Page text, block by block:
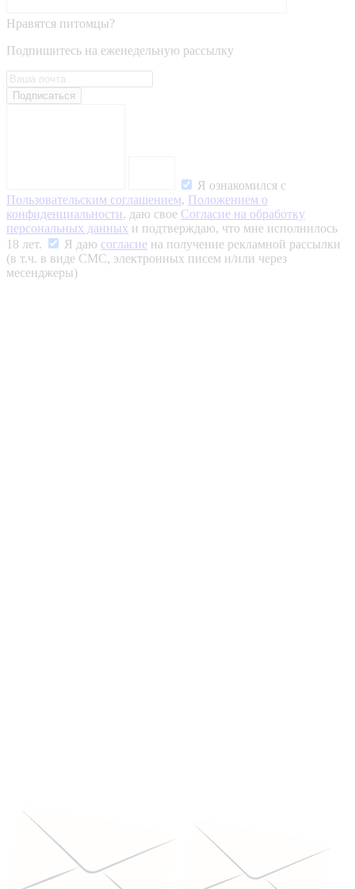
Нравятся питомцы?
Подпишитесь на еженедельную рассылку
Подписаться
Я ознакомился с
Пользовательским соглашением, Положением о
конфиденциальности, даю свое Согласие на обработку
персональных данных и подтверждаю, что мне исполнилось
18 лет.
Я даю согласие на получение рекламной рассылки
(в т.ч. в виде СМС, электронных писем и/или через
месенджеры)